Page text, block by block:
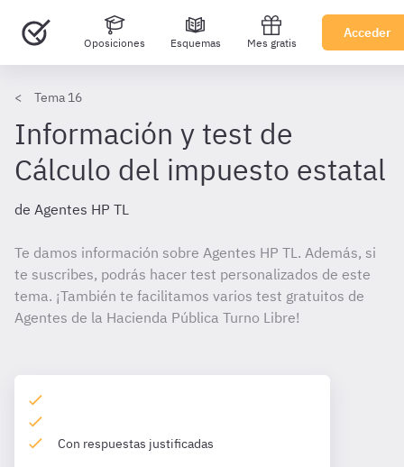
Oposiciones Esquemas Mes gratis
Acceder
Tema 16
Información y test de
Cálculo del impuesto estatal
de Agentes HP TL
Te damos información sobre Agentes HP TL. Además, si
te suscribes, podrás hacer test personalizados de este
tema. ¡También te facilitamos varios test gratuitos de
Agentes de la Hacienda Pública Turno Libre!
Con respuestas justificadas